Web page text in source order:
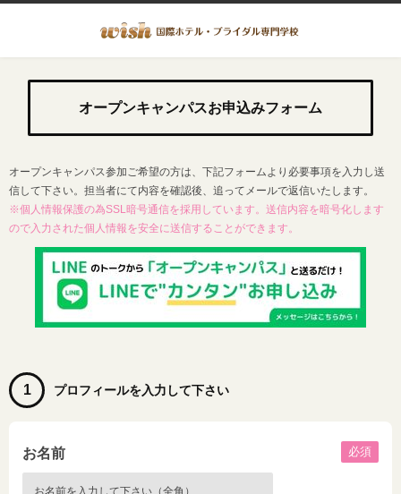
オープンキャンパスお申込みフォーム
オープンキャンパス参加ご希望の方は、下記フォームより必要事項を入力し送
信して下さい。担当者にて内容を確認後、追ってメールで返信いたします。
※個人情報保護の為SSL暗号通信を採用しています。送信内容を暗号化します
ので入力された個人情報を安全に送信することができます。
1 プロフィールを入力して下さい
お名前 必須